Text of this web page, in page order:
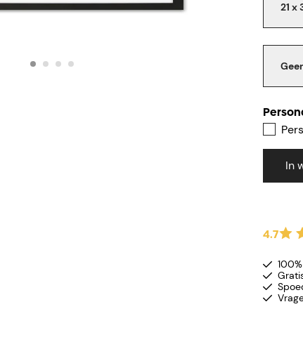
21 x
In
4.7